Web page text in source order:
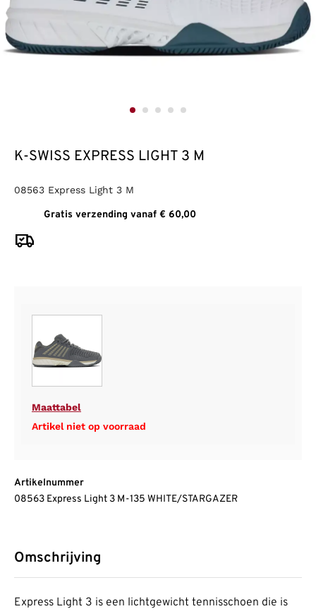
K-SWISS EXPRESS LIGHT 3 M
08563 Express Light 3 M
Gratis verzending vanaf € 60,00
Maattabel
Artikel niet op voorraad
Artikelnummer
08563 Express Light 3 M-135 WHITE/STARGAZER
Omschrijving
Express Light 3 is een lichtgewicht tennisschoen die is